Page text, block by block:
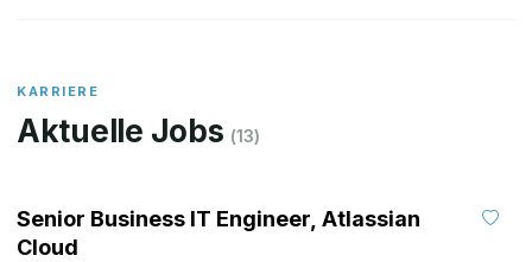
KARRIERE
Aktuelle Jobs (13)
Senior Business IT Engineer, Atlassian
Cloud